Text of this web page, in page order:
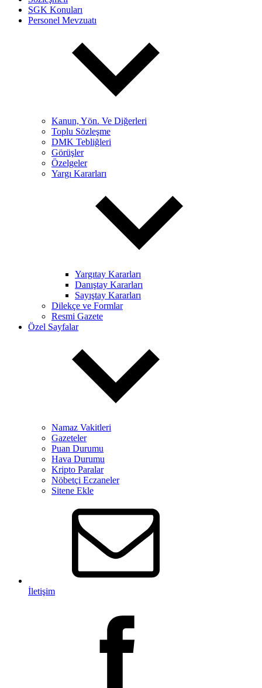
SGK Konuları
Personel Mevzuatı
Kanun, Yön. Ve Diğerleri
Toplu Sözleşme
DMK Tebliğleri
Görüşler
Özelgeler
Yargı Kararları
Yargıtay Kararları
Danıştay Kararları
Sayıştay Kararları
Dilekçe ve Formlar
Resmi Gazete
Özel Sayfalar
Namaz Vakitleri
Gazeteler
Puan Durumu
Hava Durumu
Kripto Paralar
Nöbetçi Eczaneler
Sitene Ekle
İletişim